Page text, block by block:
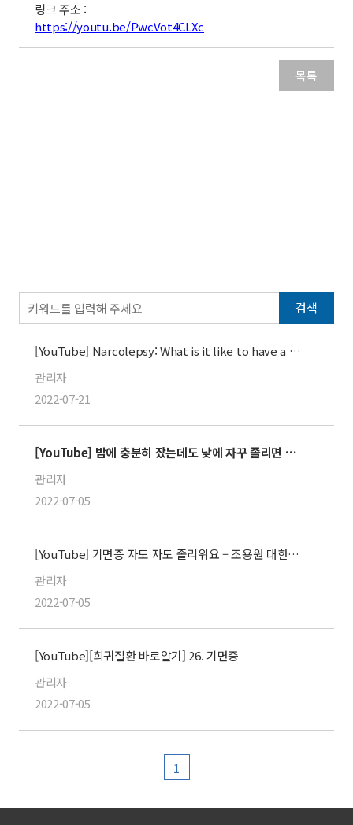
링크 주소 :
https://youtu.be/PwcVot4CLXc
목록
검색
[YouTube] Narcolepsy: What is it like to have a cataplexy attack – BBC News –
관리자
2022-07-21
[YouTube] 밤에 충분히 잤는데도 낮에 자꾸 졸리면 #기면증 인가요?
관리자
2022-07-05
[YouTube] 기면증 자도 자도 졸리워요 – 조용원 대한수면연구학회 회장
관리자
2022-07-05
[YouTube][희귀질환 바로알기] 26. 기면증
관리자
2022-07-05
1